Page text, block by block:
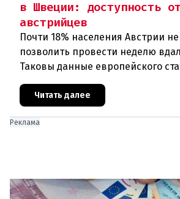
в Швеции: доступность
австрийцев
Почти 18% населения Австрии не
позволить провести неделю
Таковы данные европейского
агентства Eurostat за 2025 год. И
стране выглядит лучше ср
Читать далее
Реклама